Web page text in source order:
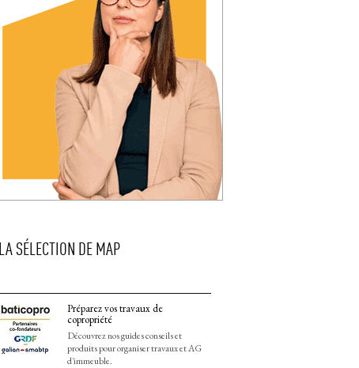
LA SÉLECTION DE MAP
Préparez vos travaux de
copropriété
Découvrez nos guides conseils et
produits pour organiser travaux et AG
d'immeuble.